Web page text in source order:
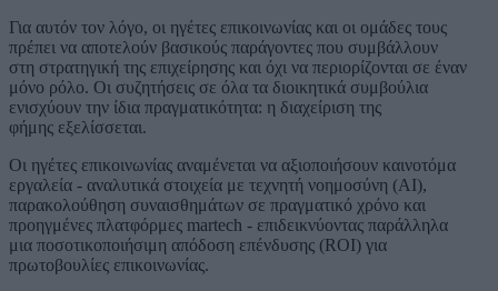
Για αυτόν τον λόγο, οι ηγέτες επικοινωνίας και οι ομάδες τους
πρέπει να αποτελούν βασικούς παράγοντες που συμβάλλουν
στη στρατηγική της επιχείρησης και όχι να περιορίζονται σε έναν
μόνο ρόλο. Οι συζητήσεις σε όλα τα διοικητικά συμβούλια
ενισχύουν την ίδια πραγματικότητα: η διαχείριση της
φήμης εξελίσσεται.
Οι ηγέτες επικοινωνίας αναμένεται να αξιοποιήσουν καινοτόμα
εργαλεία - αναλυτικά στοιχεία με τεχνητή νοημοσύνη (ΑΙ),
παρακολούθηση συναισθημάτων σε πραγματικό χρόνο και
προηγμένες πλατφόρμες martech - επιδεικνύοντας παράλληλα
μια ποσοτικοποιήσιμη απόδοση επένδυσης (ROI) για
πρωτοβουλίες επικοινωνίας.